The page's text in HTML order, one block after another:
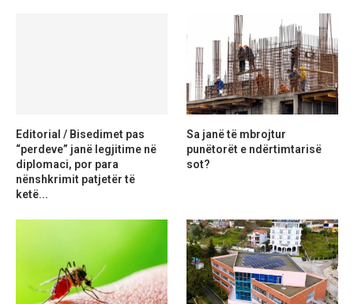
Editorial / Bisedimet pas
“perdeve” janë legjitime në
diplomaci, por para
nënshkrimit patjetër të
ketë...
Sa janë të mbrojtur
punëtorët e ndërtimtarisë
sot?